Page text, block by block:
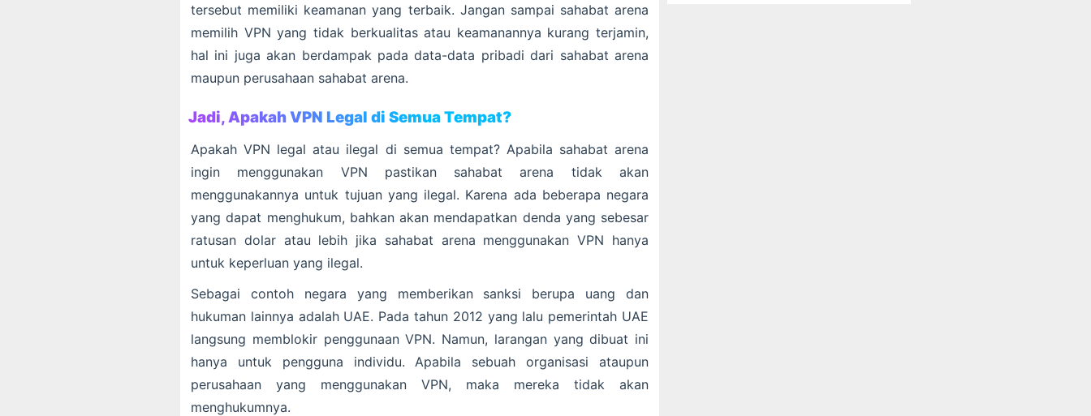
tersebut memiliki keamanan yang terbaik. Jangan sampai sahabat arena
memilih VPN yang tidak berkualitas atau keamanannya kurang terjamin,
hal ini juga akan berdampak pada data-data pribadi dari sahabat arena
maupun perusahaan sahabat arena.
Jadi, Apakah VPN Legal di Semua Tempat?
Apakah VPN legal atau ilegal di semua tempat? Apabila sahabat arena
ingin menggunakan VPN pastikan sahabat arena tidak akan
menggunakannya untuk tujuan yang ilegal. Karena ada beberapa negara
yang dapat menghukum, bahkan akan mendapatkan denda yang sebesar
ratusan dolar atau lebih jika sahabat arena menggunakan VPN hanya
untuk keperluan yang ilegal.
Sebagai contoh negara yang memberikan sanksi berupa uang dan
hukuman lainnya adalah UAE. Pada tahun 2012 yang lalu pemerintah UAE
langsung memblokir penggunaan VPN. Namun, larangan yang dibuat ini
hanya untuk pengguna individu. Apabila sebuah organisasi ataupun
perusahaan yang menggunakan VPN, maka mereka tidak akan
menghukumnya.